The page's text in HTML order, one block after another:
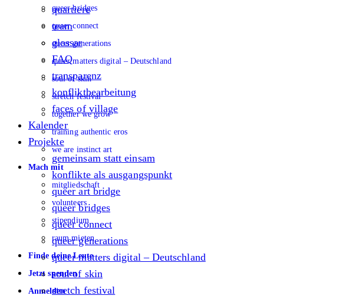
queer bridges
queer connect
queer generations
queer matters digital – Deutschland
soul of skin
stretch festival
together we grow
training authentic eros
we are instinct art
Mach mit
mitgliedschaft
volunteers
stipendium
raum mieten
Finde deine Leute
Jetzt spenden
Anmelden
quartiere
team
glossar
FAQ
transparenz
konfliktbearbeitung
faces of village
Kalender
Projekte
gemeinsam statt einsam
konflikte als ausgangspunkt
queer art bridge
queer bridges
queer connect
queer generations
queer matters digital – Deutschland
soul of skin
stretch festival